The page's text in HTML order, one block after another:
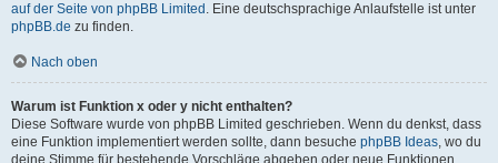
auf der Seite von phpBB Limited . Eine deutschsprachige Anlaufstelle ist unter
phpBB.de zu finden.
Nach oben
Warum ist Funktion x oder y nicht enthalten?
Diese Software wurde von phpBB Limited geschrieben. Wenn du denkst, dass
eine Funktion implementiert werden sollte, dann besuche phpBB Ideas, wo du
deine Stimme für bestehende Vorschläge abgeben oder neue Funktionen